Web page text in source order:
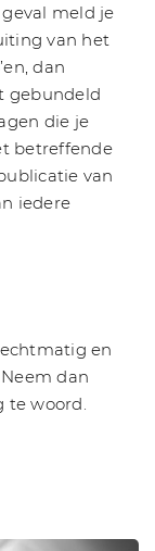
meld je
van het
dan
gebundeld
die je
betreffende
van
iedere
en
dan
te woord.